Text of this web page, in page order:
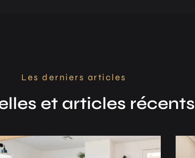
Les derniers articles
et articles récents